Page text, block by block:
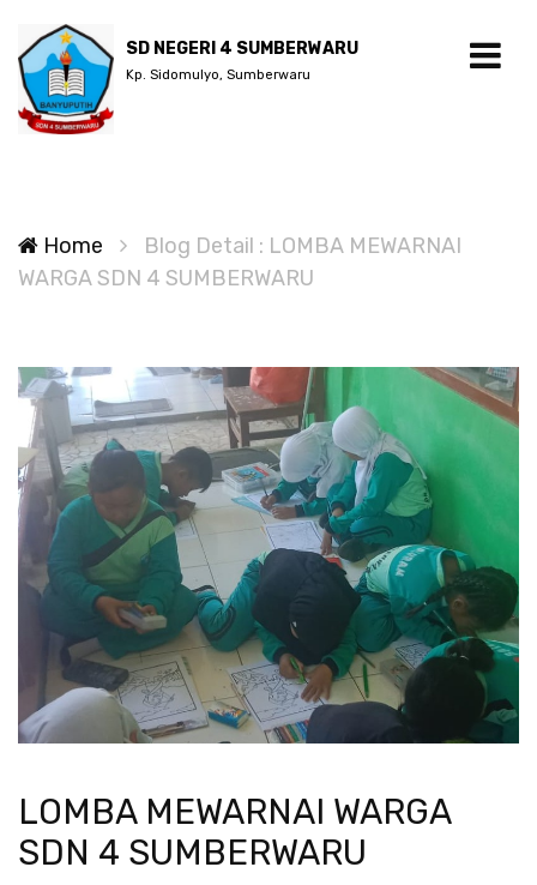
SD NEGERI 4 SUMBERWARU
Kp. Sidomulyo, Sumberwaru
Home
Blog Detail : LOMBA MEWARNAI
WARGA SDN 4 SUMBERWARU
LOMBA MEWARNAI WARGA
SDN 4 SUMBERWARU